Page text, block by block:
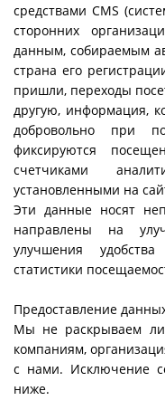
средствами CMS
сторонних
данным, собираемым
страна его
пришли, переходы
другую, информация,
добровольно при
фиксируются
счетчиками
установленными на
Эти данные носят
направлены на
улучшения
статистики
Предоставление
Мы не раскрываем
компаниям,
с нами. Исключение
ниже.